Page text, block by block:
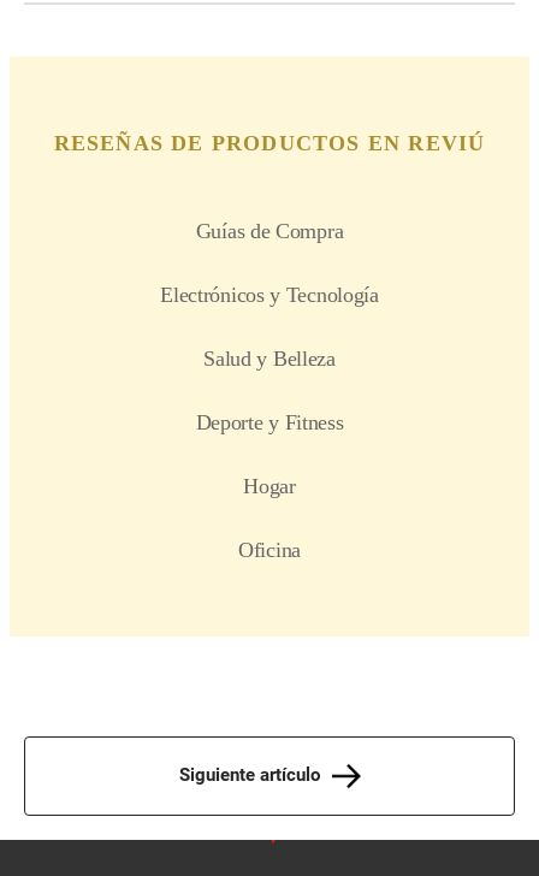
Siguiente artículo